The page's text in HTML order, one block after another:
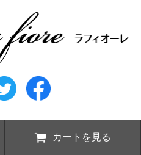
カートを見る